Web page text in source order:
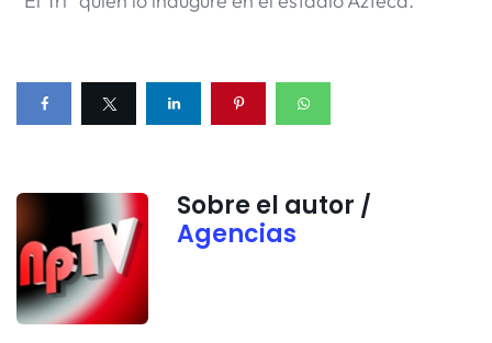
Sobre el autor /
Agencias